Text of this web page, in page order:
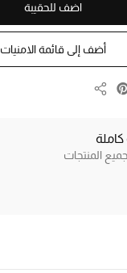
اضف للحقيبة
أضف إلى قائمة الامنيات
المنتجات